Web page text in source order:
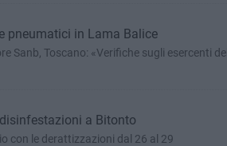
pneumatici in Lama Balice
Sanb, Toscano: «Verifiche sugli esercenti del
a Bitonto
con le derattizzazioni dal 26 al 29